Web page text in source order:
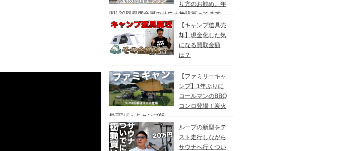
り方のお勧め。年
間120回程度全国のサウナ施設巡ってます。
【キャンプ道具売
却】現金化した気
になる買取金額
は？
【ファミリーキャ
ンプ】1年ぶりに
コールマンのBBQ
コンロ登場！炭火
最高”ザ・キャンプ飯
ループの新型をテ
スト走行しながら
サウナへ行くつい